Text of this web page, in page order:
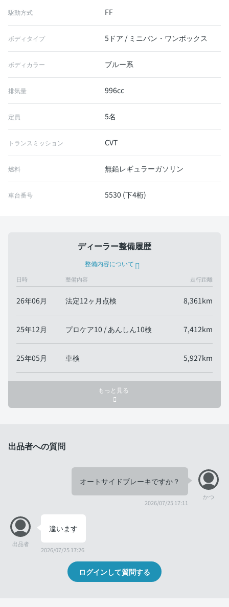
駆動方式 FF
ボディタイプ 5ドア / ミニバン・ワンボックス
ボディカラー ブルー系
排気量 996cc
定員 5名
トランスミッション CVT
燃料 無鉛レギュラーガソリン
車台番号 5530 (下4桁)
ディーラー整備履歴
整備内容について
日時 整備内容 走行距離
26年06月 法定12ヶ月点検 8,361km
25年12月 プロケア10 / あんしん10検 7,412km
25年05月 車検 5,927km
もっと見る
出品者への質問
かつ
オートサイドブレーキですか？
2026/07/25 17:11
出品者
違います
2026/07/25 17:26
ログインして質問する